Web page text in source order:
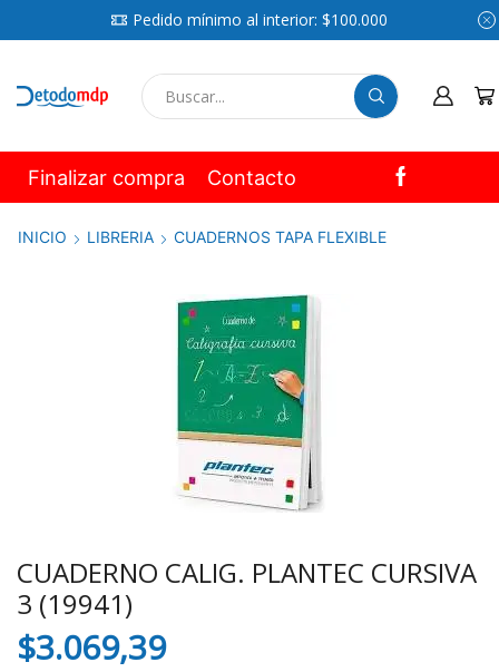
Pedido mínimo al interior: $100.000
Finalizar compra Contacto
INICIO LIBRERIA CUADERNOS TAPA FLEXIBLE
CUADERNO CALIG. PLANTEC CURSIVA
3 (19941)
$3.069,39